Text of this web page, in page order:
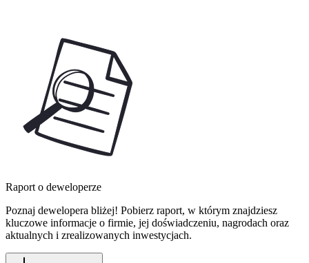
Raport o deweloperze
Poznaj dewelopera bliżej! Pobierz raport, w którym znajdziesz
kluczowe informacje o firmie, jej doświadczeniu, nagrodach oraz
aktualnych i zrealizowanych inwestycjach.